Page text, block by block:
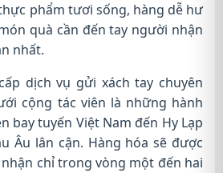
phẩm tươi sống, hàng dễ hư
quà cần đến tay người nhận
nhất.
dịch vụ gửi xách tay chuyên
cộng tác viên là những hành
bay tuyến Việt Nam đến Hy Lạp
Âu lân cận. Hàng hóa sẽ được
chỉ trong vòng một đến hai